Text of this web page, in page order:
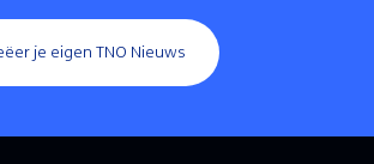
je eigen TNO Nieuws